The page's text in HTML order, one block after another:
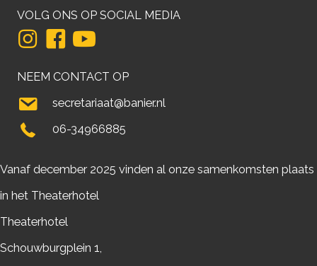
VOLG ONS OP SOCIAL MEDIA
NEEM CONTACT OP
secretariaat@banier.nl
06-34966885
Vanaf december 2025 vinden al onze samenkomsten plaats
in het Theaterhotel
Theaterhotel
Schouwburgplein 1,